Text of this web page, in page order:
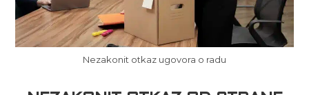
Nezakonit otkaz ugovora o radu